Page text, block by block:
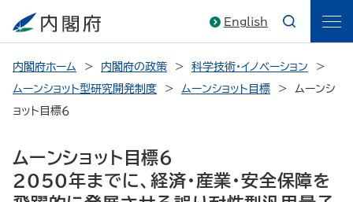
English
内閣府ホーム 内閣府の政策
科学技術・イノベーション
ムーンショット型研究開発制度
ムーンショット目標
ムーンシ
ョット目標６
ムーンショット目標６
2050年までに、経済・産業・安全保障を